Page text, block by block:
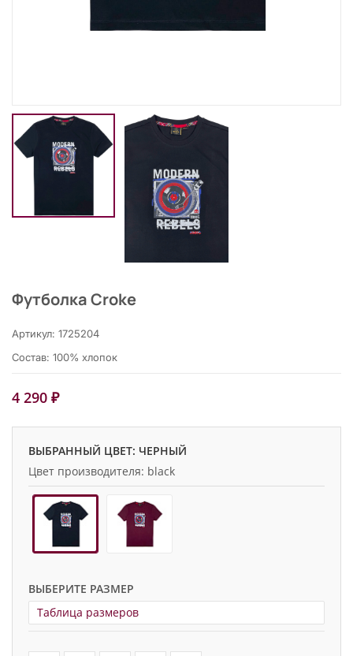
Футболка Croke
Артикул: 1725204
Состав: 100% хлопок
4 290 ₽
ВЫБРАННЫЙ ЦВЕТ: ЧЕРНЫЙ
Цвет производителя: black
ВЫБЕРИТЕ РАЗМЕР
Таблица размеров